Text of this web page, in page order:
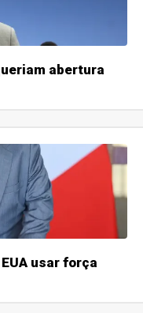
abertura
usar força